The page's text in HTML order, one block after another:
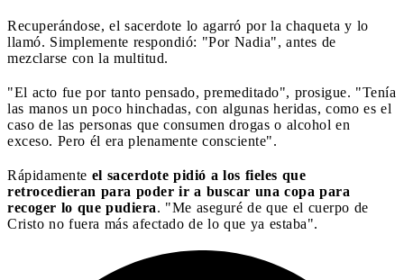
Recuperándose, el sacerdote lo agarró por la chaqueta y lo
llamó. Simplemente respondió: "Por Nadia", antes de
mezclarse con la multitud.
"El acto fue por tanto pensado, premeditado", prosigue. "Tenía
las manos un poco hinchadas, con algunas heridas, como es el
caso de las personas que consumen drogas o alcohol en
exceso. Pero él era plenamente consciente".
Rápidamente el sacerdote pidió a los fieles que
retrocedieran para poder ir a buscar una copa para
recoger lo que pudiera. "Me aseguré de que el cuerpo de
Cristo no fuera más afectado de lo que ya estaba".